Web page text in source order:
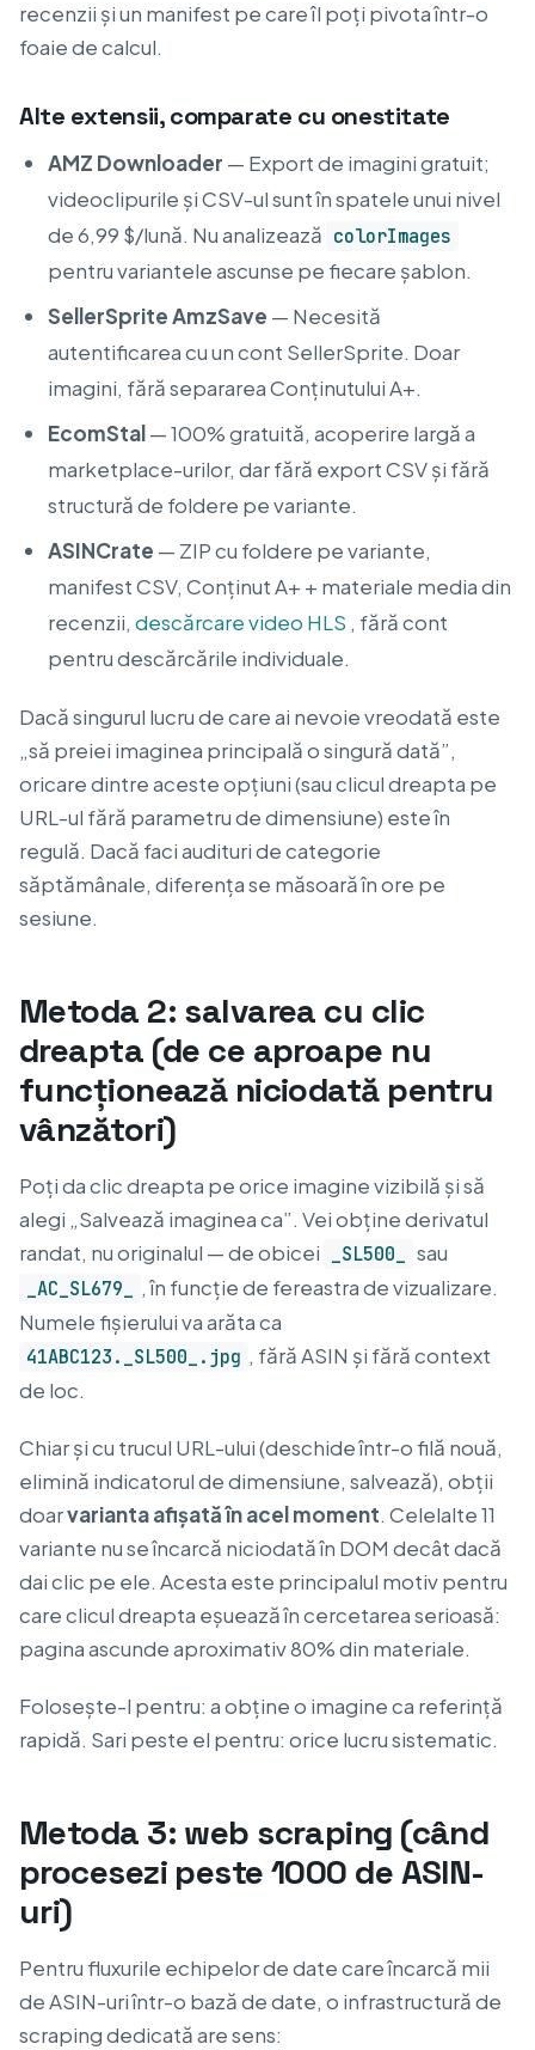
recenzii și un manifest pe care îl poți pivota într-o
foaie de calcul.
Alte extensii, comparate cu onestitate
AMZ Downloader — Export de imagini gratuit;
videoclipurile și CSV-ul sunt în spatele unui nivel
de 6,99 $/lună. Nu analizează colorImages
pentru variantele ascunse pe fiecare șablon.
SellerSprite AmzSave — Necesită
autentificarea cu un cont SellerSprite. Doar
imagini, fără separarea Conținutului A+.
EcomStal— 100% gratuită, acoperire largă a
marketplace-urilor, dar fără export CSV și fără
structură de foldere pe variante.
ASINCrate — ZIP cu foldere pe variante,
manifest CSV, Conținut A+ + materiale media din
recenzii, descărcare video HLS , fără cont
pentru descărcările individuale.
Dacă singurul lucru de care ai nevoie vreodată este
„să preiei imaginea principală o singură dată”,
oricare dintre aceste opțiuni (sau clicul dreapta pe
URL-ul fără parametru de dimensiune) este în
regulă. Dacă faci audituri de categorie
săptămânale, diferența se măsoară în ore pe
sesiune.
Metoda 2: salvarea cu clic
dreapta (de ce aproape nu
funcționează niciodată pentru
vânzători)
Poți da clic dreapta pe orice imagine vizibilă și să
alegi „Salvează imaginea ca”. Vei obține derivatul
randat, nu originalul — de obicei
_SL500_ sau
_AC_SL679_
, în funcție de fereastra de vizualizare.
Numele fișierului va arăta ca
41ABC123._SL500_.jpg , fără ASIN și fără context
de loc.
Chiar și cu trucul URL-ului (deschide într-o filă nouă,
elimină indicatorul de dimensiune, salvează), obții
doarvarianta afișată în acel moment. Celelalte 11
variante nu se încarcă niciodată în DOM decât dacă
dai clic pe ele. Acesta este principalul motiv pentru
care clicul dreapta eșuează în cercetarea serioasă:
pagina ascunde aproximativ 80% din materiale.
Folosește-l pentru: a obține o imagine ca referință
rapidă. Sari peste el pentru: orice lucru sistematic.
Metoda 3: web scraping (când
procesezi peste 1000 de ASIN-
uri)
Pentru fluxurile echipelor de date care încarcă mii
de ASIN-uri într-o bază de date, o infrastructură de
scraping dedicată are sens: